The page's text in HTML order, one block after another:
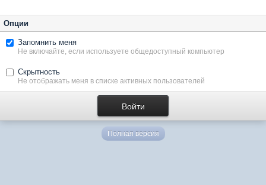
Опции
Запомнить меня
Не включайте, если используете общедоступный компьютер
Скрытность
Не отображать меня в списке активных пользователей
Полная версия